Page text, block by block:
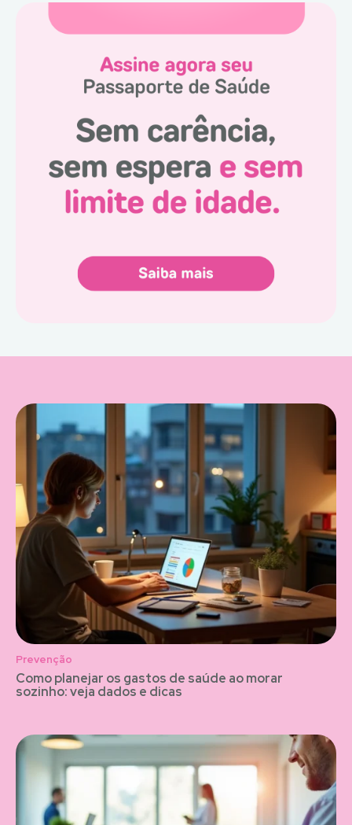
Prevenção
Como planejar os gastos de saúde ao morar
sozinho: veja dados e dicas